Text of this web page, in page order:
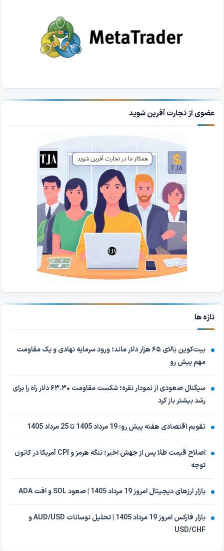
عضوی از تجارت آفرین شوید
تازه ها
بیت‌کوین بالای ۶۵ هزار دلار ماند؛ ورود سرمایه نهادی و یک مقاومت
مهم پیش رو
سیگنال صعودی از نمودار نقره؛ شکست مقاومت ۶۳.۳۰ دلار راه را برای
رشد بیشتر باز کرد
تقویم اقتصادی هفته پیش رو: 19 مرداد 1405 تا 25 مرداد 1405
اصلاح قیمت طلا پس از جهش اخیر؛ تنگه هرمز و CPI آمریکا در کانون
توجه
بازار ارزهای دیجیتال امروز 19 مرداد 1405 | صعود SOL و افت ADA
بازار فارکس امروز 19 مرداد 1405 | تحلیل نوسانات AUD/USD و
USD/CHF